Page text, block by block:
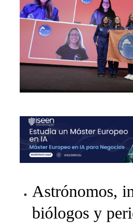
Astrónomos,
biólogos y